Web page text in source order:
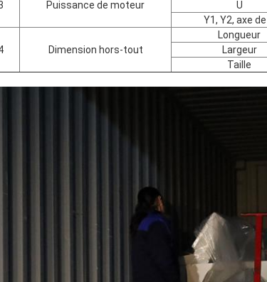
Puissance de moteur U
Y1, Y2, axe
Dimension hors-tout
Longueur
Largeur
Taille